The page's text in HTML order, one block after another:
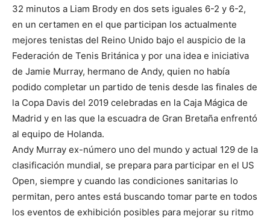
32 minutos a Liam Brody en dos sets iguales 6-2 y 6-2,
en un certamen en el que participan los actualmente
mejores tenistas del Reino Unido bajo el auspicio de la
Federación de Tenis Británica y por una idea e iniciativa
de Jamie Murray, hermano de Andy, quien no había
podido completar un partido de tenis desde las finales de
la Copa Davis del 2019 celebradas en la Caja Mágica de
Madrid y en las que la escuadra de Gran Bretaña enfrentó
al equipo de Holanda.
Andy Murray ex-número uno del mundo y actual 129 de la
clasificación mundial, se prepara para participar en el US
Open, siempre y cuando las condiciones sanitarias lo
permitan, pero antes está buscando tomar parte en todos
los eventos de exhibición posibles para mejorar su ritmo